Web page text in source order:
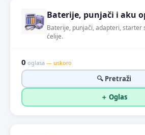
Baterije, punjači i aku
Baterije, punjači, adapteri, starter
ćelije.
0 oglasa — uskoro
🔍 Pretraži
＋ Oglas